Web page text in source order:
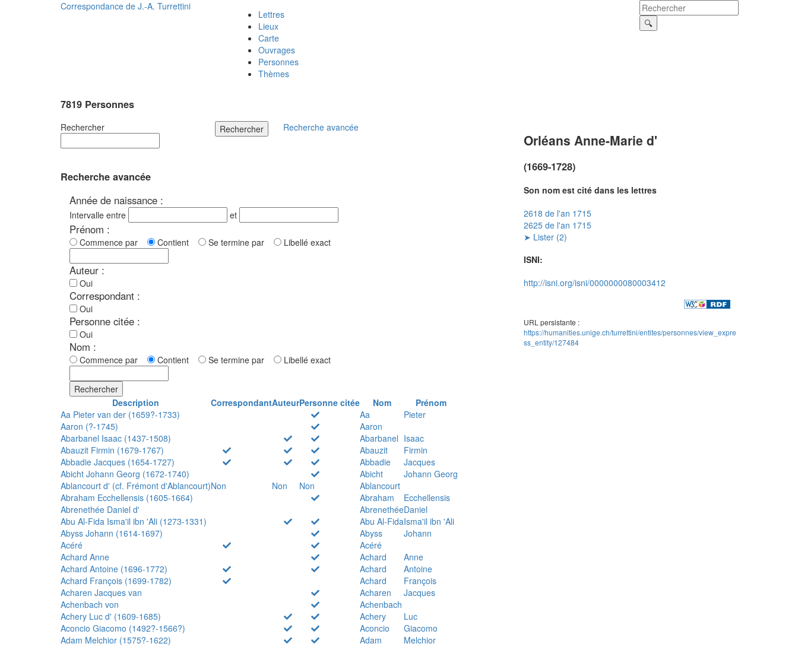
Correspondance de J.-A. Turrettini
Lettres
Lieux
Carte
Ouvrages
Personnes
Thèmes
7819 Personnes
Rechercher Rechercher Recherche avancée
Recherche avancée
Année de naissance :
Intervalle entre et
Prénom :
Commence par Contient Se termine par Libellé exact
Auteur :
Oui
Correspondant :
Oui
Personne citée :
Oui
Nom :
Commence par Contient Se termine par Libellé exact
Rechercher
Description
CorrespondantAuteurPersonne citée Nom
Prénom
Aa Pieter van der (1659?-1733)
Aa
Pieter
Aaron (?-1745)
Aaron
Abarbanel Isaac (1437-1508)
Abarbanel Isaac
Abauzit Firmin (1679-1767)
Abauzit
Firmin
Abbadie Jacques (1654-1727)
Abbadie
Jacques
Abicht Johann Georg (1672-1740)
Abicht
Johann Georg
Ablancourt d' (cf. Frémont d'Ablancourt)Non Non Non
Ablancourt
Abraham Ecchellensis (1605-1664)
Abraham
Ecchellensis
Abrenethée Daniel d'
AbrenethéeDaniel
Abu Al-Fida Isma'il ibn 'Ali (1273-1331)
Abu Al-FidaIsma'il ibn 'Ali
Abyss Johann (1614-1697)
Abyss
Johann
Acéré
Acéré
Achard Anne
Achard
Anne
Achard Antoine (1696-1772)
Achard
Antoine
Achard François (1699-1782)
Achard
François
Acharen Jacques van
Acharen
Jacques
Achenbach von
Achenbach
Achery Luc d' (1609-1685)
Achery
Luc
Aconcio Giacomo (1492?-1566?)
Aconcio
Giacomo
Adam Melchior (1575?-1622)
Adam
Melchior
Orléans Anne-Marie d'
(1669-1728)
Son nom est cité dans les lettres
2618 de l'an 1715
2625 de l'an 1715
➤ Lister (2)
ISNI:
http://isni.org/isni/0000000080003412
URL persistante :
https://humanities.unige.ch/turrettini/entites/personnes/view_expre
ss_entity/127484